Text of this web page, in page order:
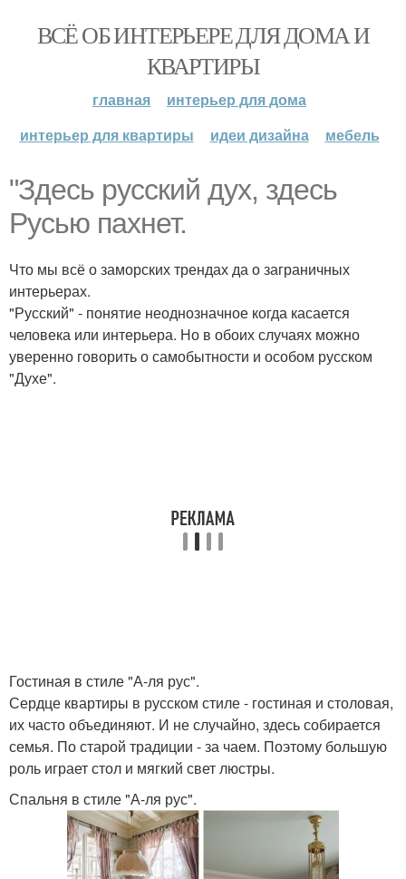
ВСЁ ОБ ИНТЕРЬЕРЕ ДЛЯ ДОМА И
КВАРТИРЫ
главная
интерьер для дома
интерьер для квартиры
идеи дизайна мебель
"Здесь русский дух, здесь
Русью пахнет.
Что мы всё о заморских трендах да о заграничных
интерьерах.
"Русский" - понятие неоднозначное когда касается
человека или интерьера. Но в обоих случаях можно
уверенно говорить о самобытности и особом русском
"Духе".
Гостиная в стиле "А-ля рус".
Сердце квартиры в русском стиле - гостиная и столовая,
их часто объединяют. И не случайно, здесь собирается
семья. По старой традиции - за чаем. Поэтому большую
роль играет стол и мягкий свет люстры.
Спальня в стиле "А-ля рус".